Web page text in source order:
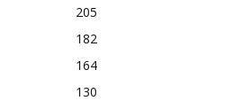
205
182
164
130